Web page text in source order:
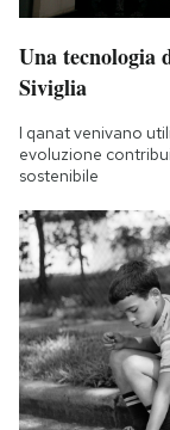
Una tecnologia
Siviglia
I qanat venivano
evoluzione
sostenibile